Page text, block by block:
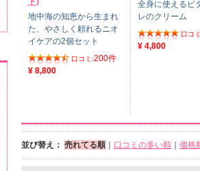
地中海の知恵から生まれ
た、やさしく頼れるニオ
イケアの2個セット
口コミ:200件
¥ 8,800
全身に使えるピ
レのクリーム
口コ
¥ 4,800
並び替え： 売れてる順 口コミの多い順 価格